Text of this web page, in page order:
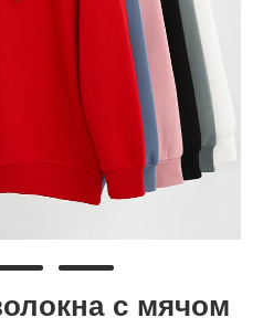
с мячом